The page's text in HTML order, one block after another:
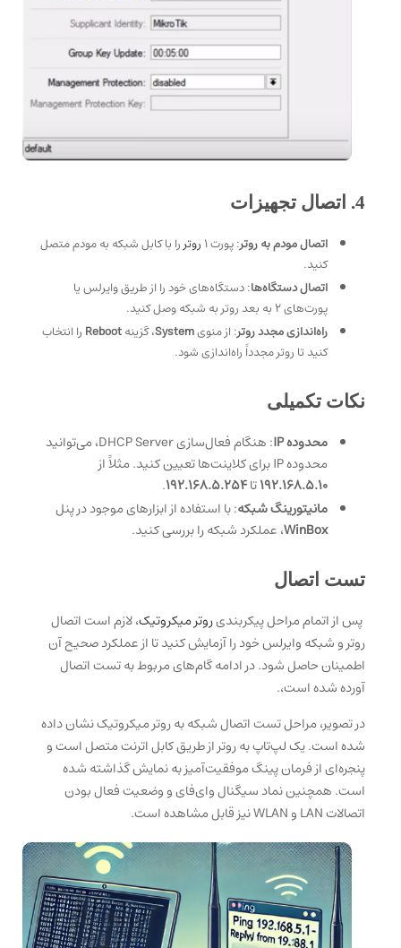
4. اتصال تجهیزات
اتصال مودم به روتر: پورت ۱ روتررا با کابل شبکه به مودم متصل
کنید.
اتصال دستگاه‌ها: دستگاه‌های خود را از طریق وایرلس یا
پورت‌های ۲ به بعد روتر به شبکه وصل کنید.
راه‌اندازی مجدد روتر: از منویSystem، گزینهReboot را انتخاب
کنید تا روتر مجدداً راه‌اندازی شود.
نکات تکمیلی
محدوده IP
: هنگام فعال‌سازی DHCP Server، می‌توانید
محدوده IP برای کلاینت‌ها تعیین کنید. مثلاً از
192.168.5.10تا192.168.5.254
.
مانیتورینگ شبکه: با استفاده از ابزارهای موجود در پنل
WinBox، عملکرد شبکه را بررسی کنید.
تست اتصال
پس از اتمام مراحل پیکربندیروتر میکروتیک، لازم است اتصال
روتر و شبکه وایرلس خود را آزمایش کنید تا از عملکرد صحیح آن
اطمینان حاصل شود. در ادامه گام‌های مربوط به تست اتصال
آورده شده است،.
در تصویر، مراحل تست اتصال شبکه به روتر میکروتیک نشان داده
شده است. یک لپ‌تاپ به روتر از طریق کابل اترنت متصل است و
پنجره‌ای از فرمان پینگ موفقیت‌آمیز به نمایش گذاشته شده
است. همچنین نماد سیگنال وای‌فای و وضعیت فعال بودن
اتصالات LAN و WLAN نیز قابل مشاهده است.